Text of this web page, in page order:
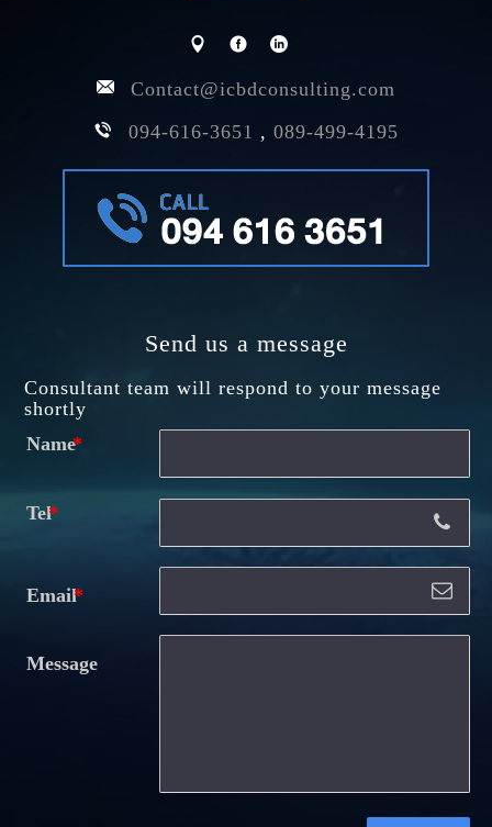
Contact@icbdconsulting.com
094-616-3651 , 089-499-4195
Send us a message
Consultant team will respond to your message
shortly
Name
Tel
Email
Message